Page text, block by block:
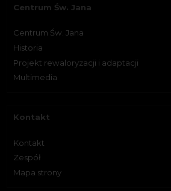
Centrum Św. Jana
Centrum Św. Jana
Historia
Projekt rewaloryzacji i adaptacji
Multimedia
Kontakt
Kontakt
Zespół
Mapa strony